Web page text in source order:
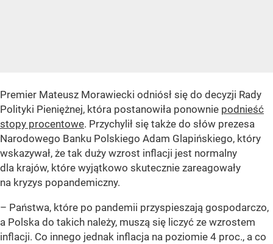
Premier Mateusz Morawiecki odniósł się do decyzji Rady
Polityki Pieniężnej, która postanowiła ponownie podnieść
stopy procentowe. Przychylił się także do słów prezesa
Narodowego Banku Polskiego Adam Glapińskiego, który
wskazywał, że tak duży wzrost inflacji jest normalny
dla krajów, które wyjątkowo skutecznie zareagowały
na kryzys popandemiczny.
– Państwa, które po pandemii przyspieszają gospodarczo,
a Polska do takich należy, muszą się liczyć ze wzrostem
inflacji. Co innego jednak inflacja na poziomie 4 proc., a co